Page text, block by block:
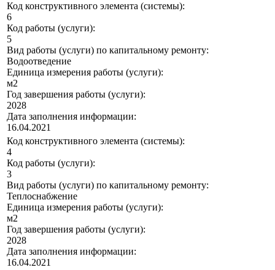
Код конструктивного элемента (системы):
6
Код работы (услуги):
5
Вид работы (услуги) по капитальному ремонту:
Водоотведение
Единица измерения работы (услуги):
м2
Год завершения работы (услуги):
2028
Дата заполнения информации:
16.04.2021
Код конструктивного элемента (системы):
4
Код работы (услуги):
3
Вид работы (услуги) по капитальному ремонту:
Теплоснабжение
Единица измерения работы (услуги):
м2
Год завершения работы (услуги):
2028
Дата заполнения информации:
16.04.2021